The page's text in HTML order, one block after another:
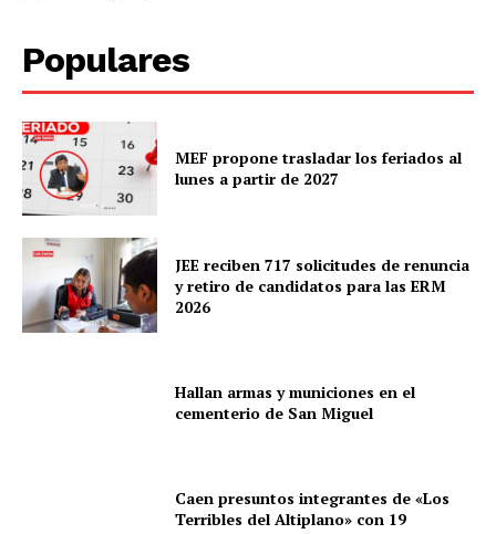
Populares
MEF propone trasladar los feriados al
lunes a partir de 2027
JEE reciben 717 solicitudes de renuncia
y retiro de candidatos para las ERM
2026
Hallan armas y municiones en el
cementerio de San Miguel
Caen presuntos integrantes de «Los
Terribles del Altiplano» con 19